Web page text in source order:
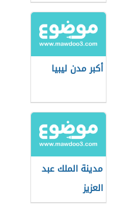
أكبر مدن ليبيا
مدينة الملك عبد
العزيز